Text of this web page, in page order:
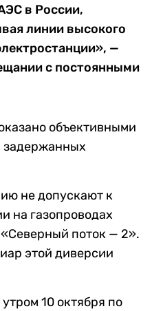
в России,
линии высокого
—
с постоянными
объективными
задержанных
не допускают к
на газопроводах
поток — 2».
этой диверсии
утром 10 октября по